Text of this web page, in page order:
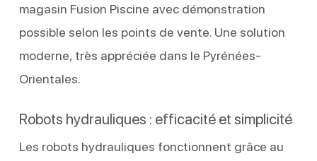
magasin Fusion Piscine avec démonstration
possible selon les points de vente. Une solution
moderne, très appréciée dans le Pyrénées-
Orientales.
Robots hydrauliques : efficacité et simplicité
Les robots hydrauliques fonctionnent grâce au